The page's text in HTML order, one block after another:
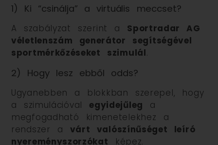
1) Ki “csinálja” a virtuális meccset?
A szabályzat szerint a Sportradar AG
véletlenszám generátor segítségével
sportmérkőzéseket szimulál.
2) Hogy lesz ebből odds?
Ugyanebben a blokkban szerepel, hogy
a szimulációval egyidejűleg a
megfogadható kimenetelekhez a
rendszer a várt valószínűséget leíró
nyereményszorzókat képez.